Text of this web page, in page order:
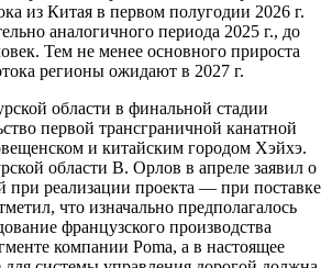
из Китая в первом полугодии 2026 г.
аналогичного периода 2025 г., до
Тем не менее основного прироста
регионы ожидают в 2027 г.
области в финальной стадии
первой трансграничной канатной
и китайским городом Хэйхэ.
области В. Орлов в апреле заявил о
при реализации проекта — при поставке
что изначально предполагалось
французского производства
компании Poma, а в настоящее